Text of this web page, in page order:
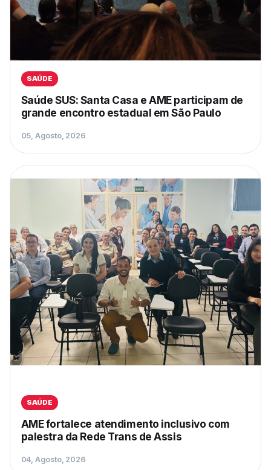
SAÚDE
Saúde SUS: Santa Casa e AME participam de
grande encontro estadual em São Paulo
05, Agosto, 2026
SAÚDE
AME fortalece atendimento inclusivo com
palestra da Rede Trans de Assis
04, Agosto, 2026